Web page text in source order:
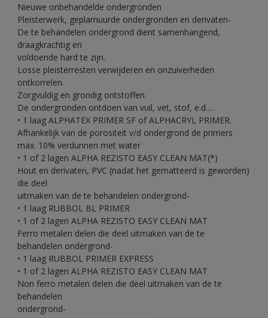
Nieuwe onbehandelde ondergronden
Pleisterwerk, geplamuurde ondergronden en derivaten-
De te behandelen ondergrond dient samenhangend,
draagkrachtig en
voldoende hard te zijn.
Losse pleisterresten verwijderen en onzuiverheden
ontkorrelen.
Zorgvuldig en grondig ontstoffen.
De ondergronden ontdoen van vuil, vet, stof, e.d.…
• 1 laag ALPHATEX PRIMER SF of ALPHACRYL PRIMER.
Afhankelijk van de porositeit v/d ondergrond de primers
max. 10% verdunnen met water
• 1 of 2 lagen ALPHA REZISTO EASY CLEAN MAT(*)
Hout en derivaten, PVC (nadat het gematteerd is geworden)
die deel
uitmaken van de te behandelen ondergrond-
• 1 laag RUBBOL BL PRIMER
• 1 of 2 lagen ALPHA REZISTO EASY CLEAN MAT
Ferro metalen delen die deel uitmaken van de te
behandelen ondergrond-
• 1 laag RUBBOL PRIMER EXPRESS
• 1 of 2 lagen ALPHA REZISTO EASY CLEAN MAT
Non ferro metalen delen die deel uitmaken van de te
behandelen
ondergrond-